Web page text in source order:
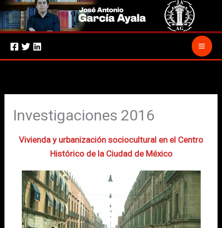
al
contenido
Investigaciones 2016
Vivienda y urbanización sociocultural en el Centro
Histórico de la Ciudad de México